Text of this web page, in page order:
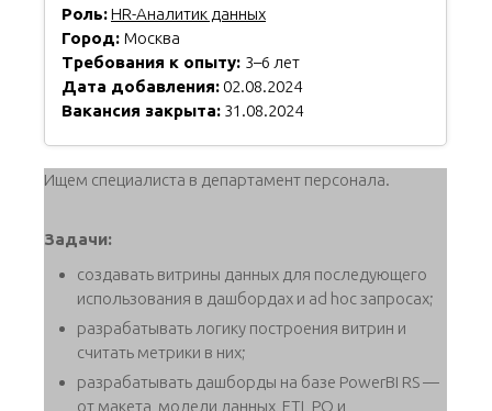
Роль:HR-Аналитик данных
Город: Москва
Требования к опыту: 3–6 лет
Дата добавления: 02.08.2024
Вакансия закрыта: 31.08.2024
Ищем специалиста в департамент персонала.
Задачи:
создавать витрины данных для последующего
использования в дашбордах и ad hoc запросах;
разрабатывать логику построения витрин и
считать метрики в них;
разрабатывать дашборды на базе PowerBI RS —
от макета, модели данных, ETL PQ и